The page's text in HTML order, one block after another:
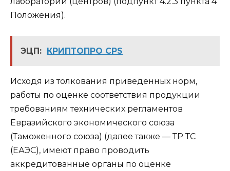
Положения).
ЭЦП: КРИПТОПРО CPS
Исходя из толкования приведенных норм,
работы по оценке соответствия продукции
требованиям технических регламентов
Евразийского экономического союза
(Таможенного союза) (далее также — ТР ТС
(ЕАЭС), имеют право проводить
аккредитованные органы по оценке